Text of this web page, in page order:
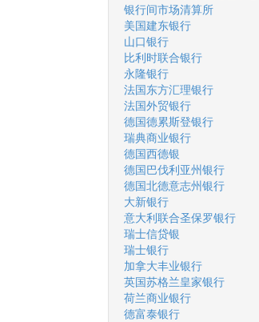
银行间市场清算所
美国建东银行
山口银行
比利时联合银行
永隆银行
法国东方汇理银行
法国外贸银行
德国德累斯登银行
瑞典商业银行
德国西德银
德国巴伐利亚州银行
德国北德意志州银行
大新银行
意大利联合圣保罗银行
瑞士信贷银
瑞士银行
加拿大丰业银行
英国苏格兰皇家银行
荷兰商业银行
德富泰银行